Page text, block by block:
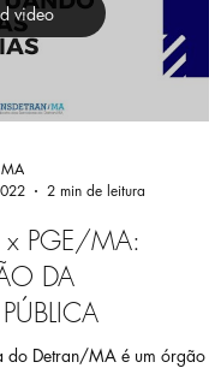
video
2 min de leitura
PGE/MA:
DA